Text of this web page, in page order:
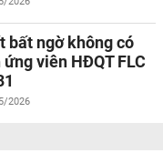
bất ngờ không có
viên HĐQT FLC
2026